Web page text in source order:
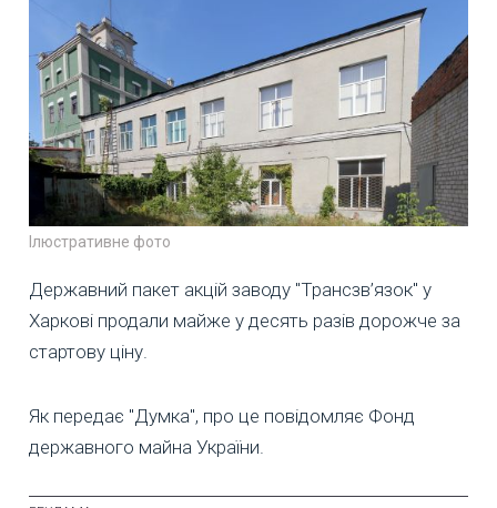
Ілюстративне фото
Державний пакет акцій заводу "Трансзв’язок" у
Харкові продали майже у десять разів дорожче за
стартову ціну.
Як передає "Думка", про це повідомляє Фонд
державного майна України.